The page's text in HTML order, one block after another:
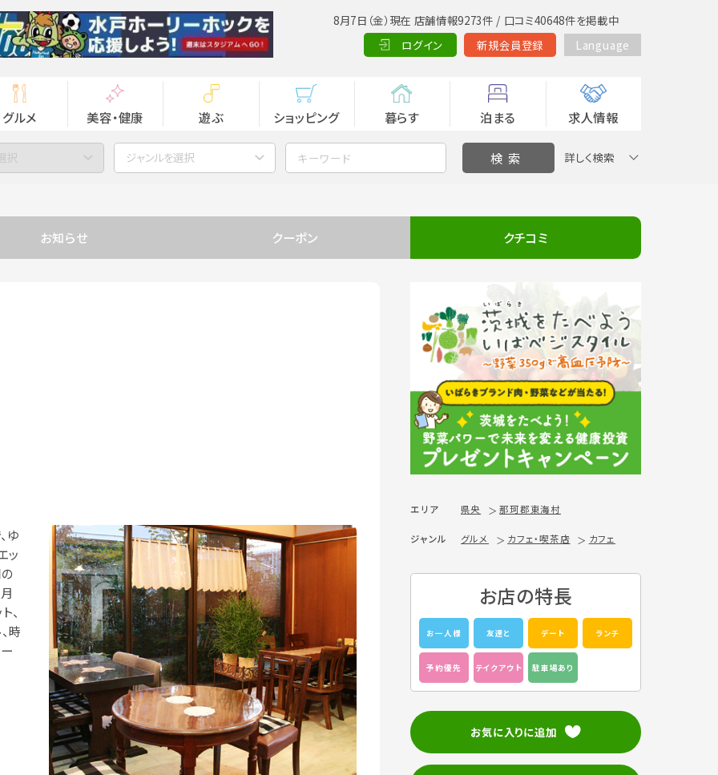
8月7日（金）現在 店舗情報9273件 / 口コミ40648件を掲載中
ログイン
新規会員登録 Language
グルメ 美容・健康 遊ぶ ショッピング 暮らす 泊まる 求人情報
択 ジャンルを選択 詳しく検索
お知らせ クーポン クチコミ
ゆ
ッ
、
時
エリア 県央 那珂郡東海村
ジャンル グルメ カフェ・喫茶店 カフェ
お店の特長
お一人様 友達と デート ランチ
予約優先 テイクアウト 駐車場あり
お気に入りに追加